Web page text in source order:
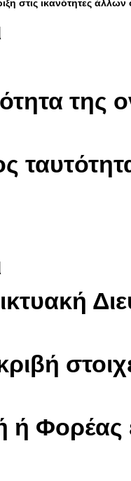
στις ικανότητες άλλων
της
ή Φορέας